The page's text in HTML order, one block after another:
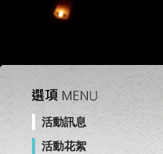
活動訊息
活動花絮